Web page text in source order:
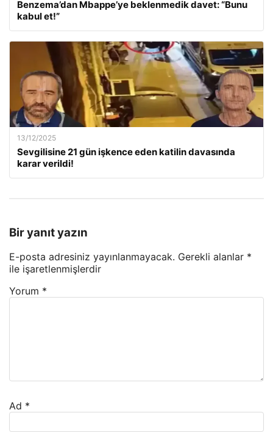
Benzema’dan Mbappe’ye beklenmedik davet: “Bunu
kabul et!”
13/12/2025
Sevgilisine 21 gün işkence eden katilin davasında
karar verildi!
Bir yanıt yazın
E-posta adresiniz yayınlanmayacak. Gerekli alanlar *
ile işaretlenmişlerdir
Yorum *
Ad *